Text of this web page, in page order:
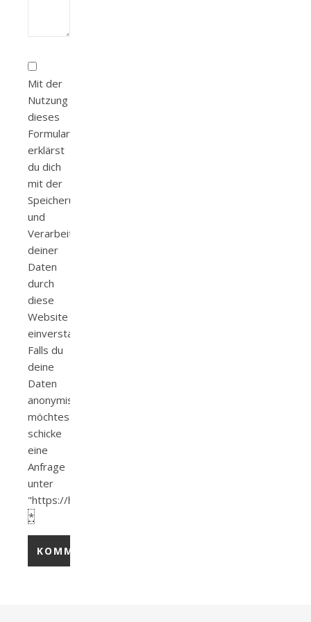
Mit der
Nutzung
dieses
Formulars
erklärst
du dich
mit der
Speicherung
und
Verarbeitung
deiner
Daten
durch
diese
Website
einverstanden.
Falls du
deine
Daten
anonymisieren
möchtest
schicke
eine
Anfrage
unter
"https://helerien.de/datenzugriffsanfrage/".
*